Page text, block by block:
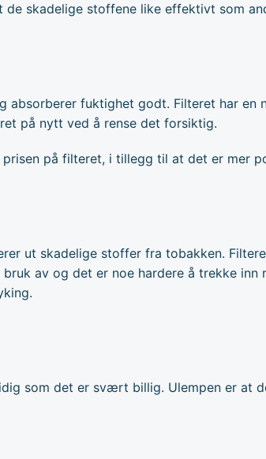
skadelige stoffene like effektivt som
fuktighet godt. Filteret har en
på nytt ved å rense det forsiktig.
på filteret, i tillegg til at det er mer
ut skadelige stoffer fra tobakken.
av og det er noe hardere å trekke
som det er svært billig. Ulempen er at